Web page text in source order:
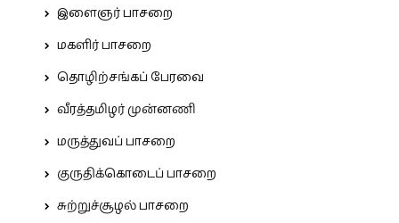
இளைஞர் பாசறை
மகளிர் பாசறை
தொழிற்சங்கப் பேரவை
வீரத்தமிழர் முன்னணி
மருத்துவப் பாசறை
குருதிக்கொடைப் பாசறை
சுற்றுச்சூழல் பாசறை